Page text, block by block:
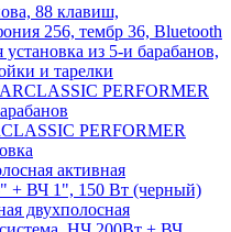
88 клавиш,
256, тембр 36, Bluetooth
из 5-и барабанов,
и тарелки
PERFORMER
PERFORMER
активная
+ ВЧ 1", 150 Вт (черный)
двухполосная